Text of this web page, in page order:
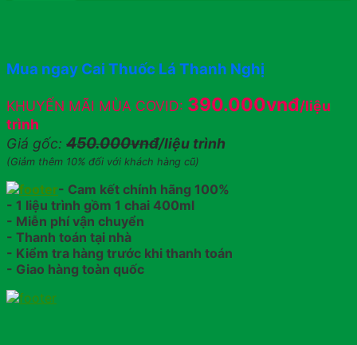
Mua ngay Cai Thuốc Lá Thanh Nghị
KHUYẾN MÃI MÙA COVID: 390.000vnđ/liệu
trình
Giá gốc: 450.000vnđ/liệu trình
(Giảm thêm 10% đối với khách hàng cũ)
- Cam kết chính hãng 100%
- 1 liệu trình gồm 1 chai 400ml
- Miễn phí vận chuyển
- Thanh toán tại nhà
- Kiểm tra hàng trước khi thanh toán
- Giao hàng toàn quốc